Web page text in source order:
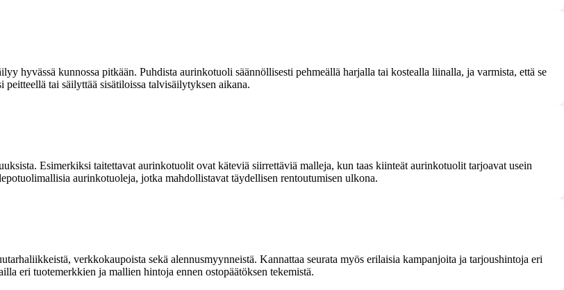
hyvässä kunnossa pitkään. Puhdista aurinkotuoli säännöllisesti pehmeällä harjalla tai kostealla liinalla, ja varmista, että se
tai säilyttää sisätiloissa talvisäilytyksen aikana.
Esimerkiksi taitettavat aurinkotuolit ovat käteviä siirrettäviä malleja, kun taas kiinteät aurinkotuolit tarjoavat usein
aurinkotuoleja, jotka mahdollistavat täydellisen rentoutumisen ulkona.
verkkokaupoista sekä alennusmyynneistä. Kannattaa seurata myös erilaisia kampanjoita ja tarjoushintoja eri
eri tuotemerkkien ja mallien hintoja ennen ostopäätöksen tekemistä.